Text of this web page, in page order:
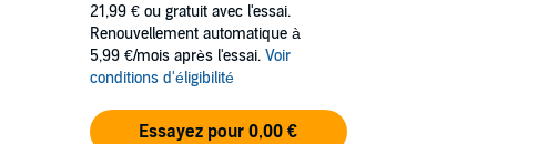
21,99 € ou gratuit avec l'essai.
Renouvellement automatique à
5,99 €/mois après l'essai. Voir
conditions d'éligibilité
Essayez pour 0,00 €